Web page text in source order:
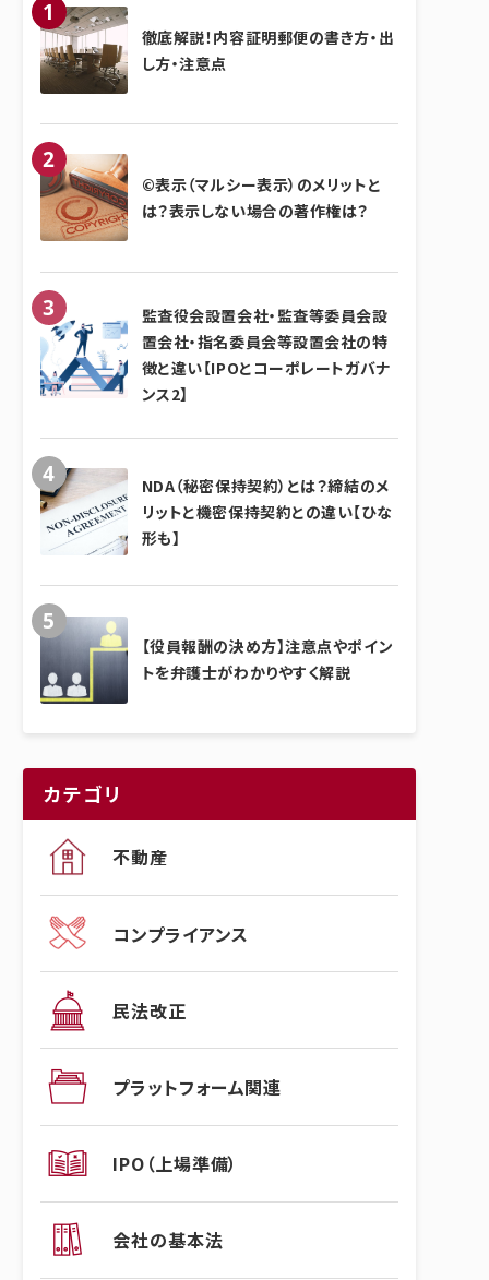
徹底解説！内容証明郵便の書き方・出
し方・注意点
©表示（マルシー表示）のメリットと
は？表示しない場合の著作権は？
監査役会設置会社・監査等委員会設
置会社・指名委員会等設置会社の特
徴と違い【IPOとコーポレートガバナ
ンス2】
NDA（秘密保持契約）とは？締結のメ
リットと機密保持契約との違い【ひな
形も】
【役員報酬の決め方】注意点やポイン
トを弁護士がわかりやすく解説
カテゴリ
不動産
コンプライアンス
民法改正
プラットフォーム関連
IPO（上場準備）
会社の基本法